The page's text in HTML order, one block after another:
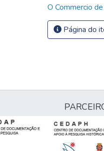
O Commercio
Página do